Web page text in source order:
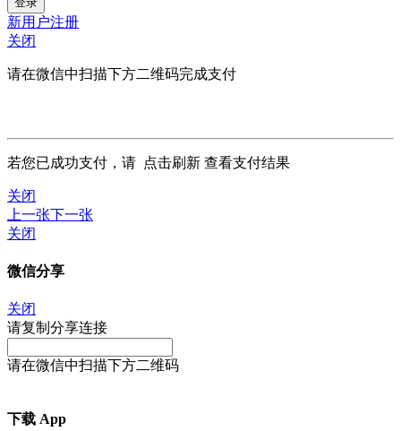
新用户注册
关闭
请在微信中扫描下方二维码完成支付
若您已成功支付，请 点击刷新 查看支付结果
关闭
上一张下一张
关闭
微信分享
关闭
请复制分享连接
请在微信中扫描下方二维码
下载 App